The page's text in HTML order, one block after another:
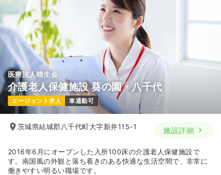
医療法人晴生会
介護老人保健施設 葵の園・八千代
エージェント求人 車通勤可
茨城県結城郡八千代町大字新井115-1 施設詳細
2016年6月にオープンした入所100床の介護老人保健施設で
す。南国風の外観と落ち着きのある快適な生活空間で、非常に
働きやすい明るい職場です。